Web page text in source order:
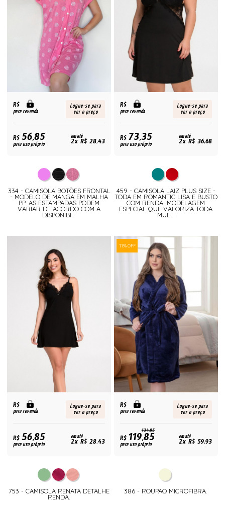
R$
para revenda
Logue-se para
ver o preço
R$56,85
para uso próprio
em até
2x R$ 28,43
334 - CAMISOLA BOTÕES FRONTAL
- MODELO DE MANGA EM MALHA
PP. AS ESTAMPADAS PODEM
VARIAR DE ACORDO COM A
DISPONIBI...
R$
para revenda
Logue-se para
ver o preço
R$73,35
para uso próprio
em até
2x R$ 36,68
459 - CAMISOLA LAIZ PLUS SIZE -
TODA EM ROMANTIC LISA E BUSTO
COM RENDA. MODELAGEM
ESPECIAL QUE VALORIZA TODA
MUL...
R$
para revenda
Logue-se para
ver o preço
R$56,85
para uso próprio
em até
2x R$ 28,43
753 - CAMISOLA RENATA DETALHE
RENDA.
11% OFF
R$
para revenda
Logue-se para
ver o preço
134,85
R$119,85
para uso próprio
em até
2x R$ 59,93
386 - ROUPAO MICROFIBRA.